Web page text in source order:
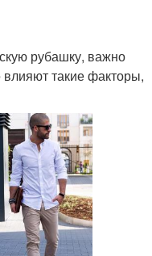
рубашку, важно
такие факторы,